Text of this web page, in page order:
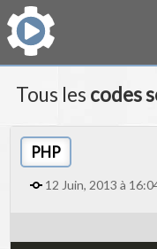
Tous les codes
PHP
12 Juin, 2013 à